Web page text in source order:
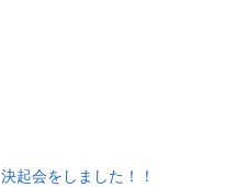
決起会をしました！！